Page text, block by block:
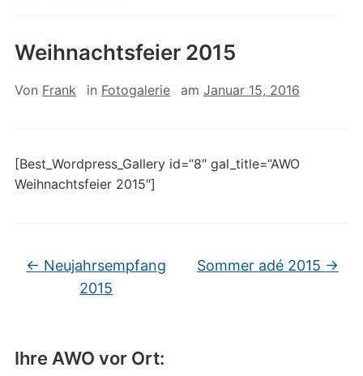
Ihre AWO vor Ort:
Weihnachtsfeier 2015
Von Frank in Fotogalerie am Januar 15, 2016
[Best_Wordpress_Gallery id=“8″ gal_title=“AWO
Weihnachtsfeier 2015″]
← Neujahrsempfang
2015
Sommer adé 2015 →